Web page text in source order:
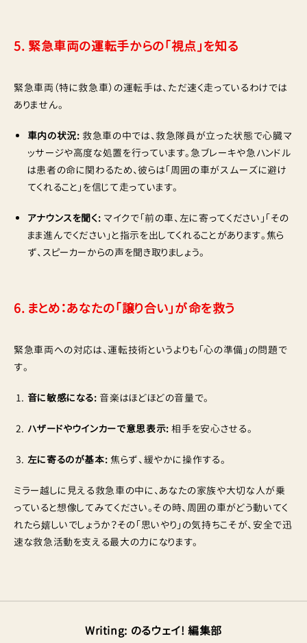
5. 緊急車両の運転手からの「視点」を知る
緊急車両（特に救急車）の運転手は、ただ速く走っているわけでは
ありません。
車内の状況: 救急車の中では、救急隊員が立った状態で心臓マ
ッサージや高度な処置を行っています。急ブレーキや急ハンドル
は患者の命に関わるため、彼らは「周囲の車がスムーズに避け
てくれること」を信じて走っています。
アナウンスを聞く: マイクで「前の車、左に寄ってください」「その
まま進んでください」と指示を出してくれることがあります。焦ら
ず、スピーカーからの声を聞き取りましょう。
6. まとめ：あなたの「譲り合い」が命を救う
緊急車両への対応は、運転技術というよりも「心の準備」の問題で
す。
音に敏感になる: 音楽はほどほどの音量で。
ハザードやウインカーで意思表示: 相手を安心させる。
左に寄るのが基本: 焦らず、緩やかに操作する。
ミラー越しに見える救急車の中に、あなたの家族や大切な人が乗
っていると想像してみてください。その時、周囲の車がどう動いてく
れたら嬉しいでしょうか？その「思いやり」の気持ちこそが、安全で迅
速な救急活動を支える最大の力になります。
Writing: のるウェイ! 編集部